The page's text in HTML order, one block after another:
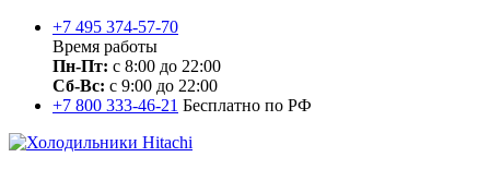
+7 495 374-57-70
Время работы
Пн-Пт: с 8:00 до 22:00
Сб-Вс: с 9:00 до 22:00
+7 800 333-46-21 Бесплатно по РФ